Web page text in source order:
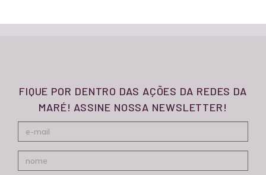
FIQUE POR DENTRO DAS AÇÕES DA REDES DA
MARÉ! ASSINE NOSSA NEWSLETTER!